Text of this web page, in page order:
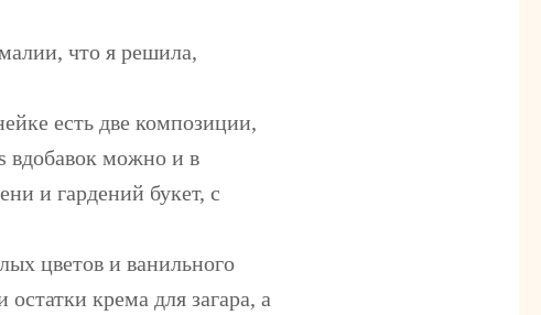
что я решила,
есть две композиции,
вдобавок можно и в
и гардений букет, с
цветов и ванильного
крема для загара, а